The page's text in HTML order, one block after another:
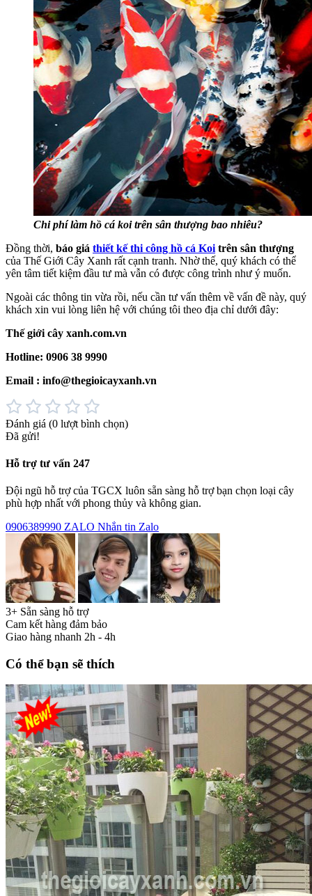
Chi phí làm hồ cá koi trên sân thượng bao nhiêu?
Đồng thời, báo giá thiết kế thi công hồ cá Koi trên sân thượng
của Thế Giới Cây Xanh rất cạnh tranh. Nhờ thế, quý khách có thể
yên tâm tiết kiệm đầu tư mà vẫn có được công trình như ý muốn.
Ngoài các thông tin vừa rồi, nếu cần tư vấn thêm về vấn đề này, quý
khách xin vui lòng liên hệ với chúng tôi theo địa chỉ dưới đây:
Thế giới cây xanh.com.vn
Hotline: 0906 38 9990
Email : info@thegioicayxanh.vn
Đánh giá (0 lượt bình chọn)
Đã gửi!
Hỗ trợ tư vấn 247
Đội ngũ hỗ trợ của TGCX luôn sẵn sàng hỗ trợ bạn chọn loại cây
phù hợp nhất với phong thủy và không gian.
0906389990 ZALO Nhắn tin Zalo
3+ Sẵn sàng hỗ trợ
Cam kết hàng đảm bảo
Giao hàng nhanh 2h - 4h
Có thể bạn sẽ thích